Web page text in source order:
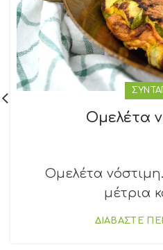
Ομελέτα
Ομελέτα
μέτρια
ΔΙΑΒΑΣΤΕ